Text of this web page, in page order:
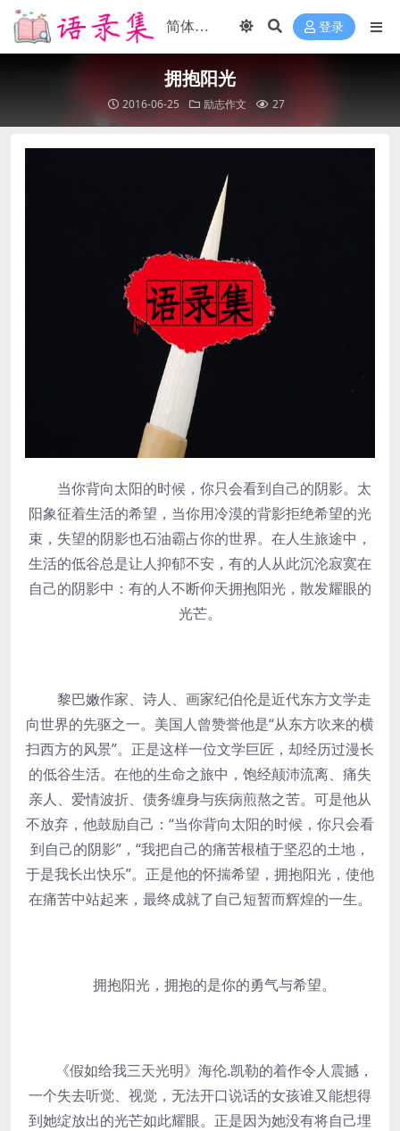
登录
拥抱阳光
2016-06-25 励志作文 27
当你背向太阳的时候，你只会看到自己的阴影。太
阳象征着生活的希望，当你用冷漠的背影拒绝希望的光
束，失望的阴影也石油霸占你的世界。在人生旅途中，
生活的低谷总是让人抑郁不安，有的人从此沉沦寂寞在
自己的阴影中：有的人不断仰天拥抱阳光，散发耀眼的
光芒。
黎巴嫩作家、诗人、画家纪伯伦是近代东方文学走
向世界的先驱之一。美国人曾赞誉他是“从东方吹来的横
扫西方的风景”。正是这样一位文学巨匠，却经历过漫长
的低谷生活。在他的生命之旅中，饱经颠沛流离、痛失
亲人、爱情波折、债务缠身与疾病煎熬之苦。可是他从
不放弃，他鼓励自己：“当你背向太阳的时候，你只会看
到自己的阴影”，“我把自己的痛苦根植于坚忍的土地，
于是我长出快乐”。正是他的怀揣希望，拥抱阳光，使他
在痛苦中站起来，最终成就了自己短暂而辉煌的一生。
拥抱阳光，拥抱的是你的勇气与希望。
《假如给我三天光明》海伦.凯勒的着作令人震撼，
一个失去听觉、视觉，无法开口说话的女孩谁又能想得
到她绽放出的光芒如此耀眼。正是因为她没有将自己埋